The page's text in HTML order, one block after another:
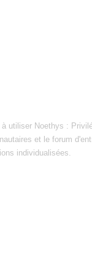
à utiliser Noethys :
et le forum
individualisées.